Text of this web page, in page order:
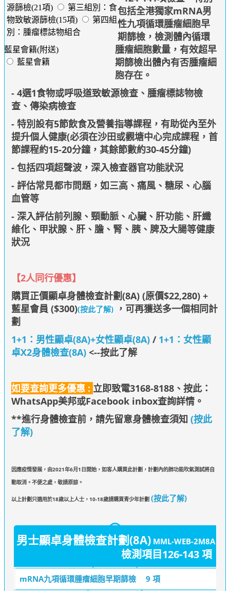
源篩檢(21項)
第三組別：食
物致敏源篩檢(15項)
第四組
別：腫瘤標誌物組合
藍星會籍(附送)
藍星會籍
包括全港獨家mRNA男
性九項循環腫瘤細胞早
期篩檢，檢測體內循環
腫瘤細胞數量，有效超早
期篩檢出體內有否腫瘤細
胞存在。
- 4選1食物或呼吸道致敏源檢查、腫瘤標誌物檢
查、傳染病檢查
- 特別設有5節飲食及營養指導課程，有助從內至外
提升個人健康(必須在沙田或觀塘中心完成課程，首
節課程約15-20分鐘，其餘節數約30-45分鐘)
- 包括四項超聲波，深入檢查器官功能狀況
- 評估常見都市問題，如三高、痛風、糖尿、心腦
血管等
- 深入評估前列腺、頸動脈、心臟、肝功能、肝纖
維化、甲狀腺、肝、膽、腎、胰、脾及大腸等健康
狀況
【2人同行優惠】
購買正價顯卓身體檢查計劃(8A) (原價$22,280) +
藍星會員 ($300)(按此了解)
，可再獲送多一個相同計
劃
1+1：男性顯卓(8A)+女性顯卓(8A)/ 1+1：女性顯
卓X2身體檢查(8A)<--按此了解
如要查詢更多優惠 : 立即致電3168-8188、 按此：
WhatsApp美邦或Facebook inbox查詢詳情。
**進行身體檢查前，請先留意身體檢查須知 (按此
了解)
因應疫情發展，由2021年6月1日開始，如客人購買此計劃，計劃內的肺功能吹氣測試將自
動取消。不便之處，敬請原諒。
以上計劃只適用於18歲以上人士，10-18歲請購買青少年計劃 (按此了解)
男士顯卓身體檢查計劃(8A) MML-WEB-2M8A
檢測項目126-143 項
mRNA九項循環腫瘤細胞早期篩檢 9 項